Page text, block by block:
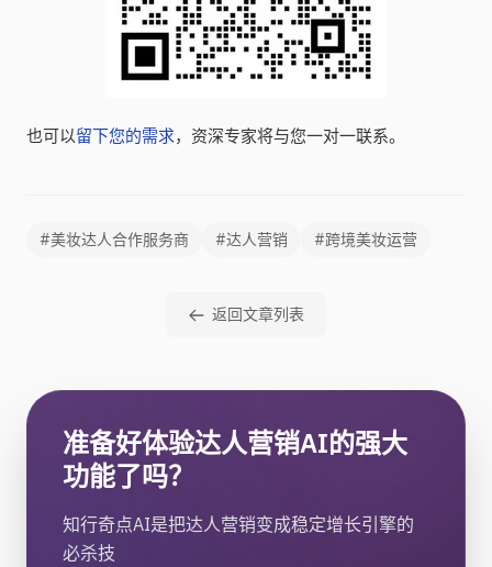
也可以留下您的需求，资深专家将与您一对一联系。
#美妆达人合作服务商 #达人营销 #跨境美妆运营
返回文章列表
准备好体验达人营销AI的强大
功能了吗？
知行奇点AI是把达人营销变成稳定增长引擎的
必杀技